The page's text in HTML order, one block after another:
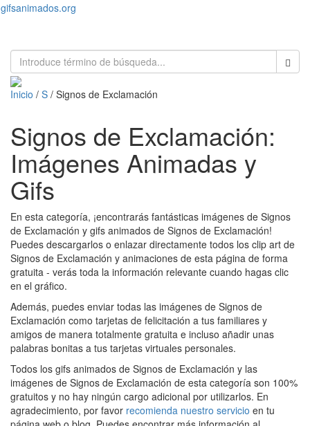
gifsanimados.org
Inicio / S / Signos de Exclamación
Signos de Exclamación:
Imágenes Animadas y
Gifs
En esta categoría, ¡encontrarás fantásticas imágenes de Signos
de Exclamación y gifs animados de Signos de Exclamación!
Puedes descargarlos o enlazar directamente todos los clip art de
Signos de Exclamación y animaciones de esta página de forma
gratuita - verás toda la información relevante cuando hagas clic
en el gráfico.
Además, puedes enviar todas las imágenes de Signos de
Exclamación como tarjetas de felicitación a tus familiares y
amigos de manera totalmente gratuita e incluso añadir unas
palabras bonitas a tus tarjetas virtuales personales.
Todos los gifs animados de Signos de Exclamación y las
imágenes de Signos de Exclamación de esta categoría son 100%
gratuitos y no hay ningún cargo adicional por utilizarlos. En
agradecimiento, por favor recomienda nuestro servicio en tu